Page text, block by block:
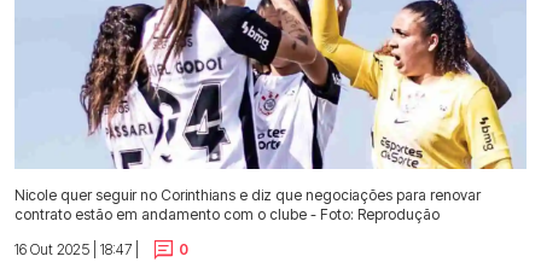
Nicole quer seguir no Corinthians e diz que negociações para renovar
contrato estão em andamento com o clube - Foto: Reprodução
16 Out 2025 | 18:47 |
0